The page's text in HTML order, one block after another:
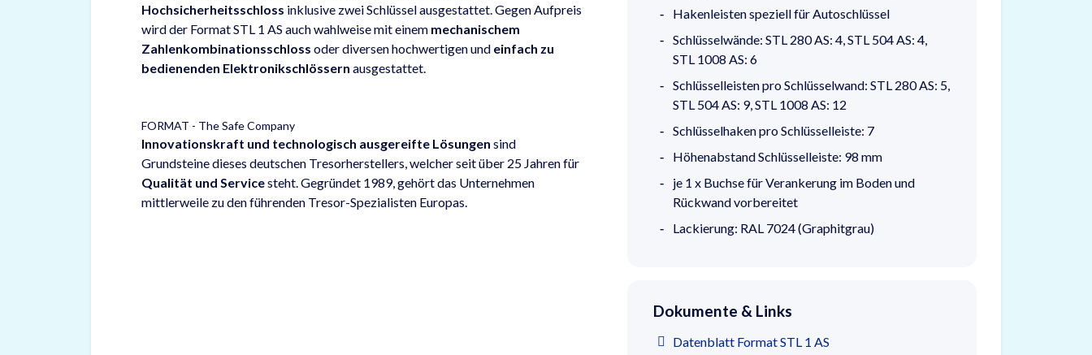
Hochsicherheitsschloss inklusive zwei Schlüssel ausgestattet. Gegen Aufpreis
wird der Format STL 1 AS auch wahlweise mit einem mechanischem
Zahlenkombinationsschloss oder diversen hochwertigen und einfach zu
bedienenden Elektronikschlössern ausgestattet.
FORMAT - The Safe Company
Innovationskraft und technologisch ausgereifte Lösungen sind
Grundsteine dieses deutschen Tresorherstellers, welcher seit über 25 Jahren für
Qualität und Servicesteht. Gegründet 1989, gehört das Unternehmen
mittlerweile zu den führenden Tresor-Spezialisten Europas.
Hakenleisten speziell für Autoschlüssel
Schlüsselwände: STL 280 AS: 4, STL 504 AS: 4,
STL 1008 AS: 6
Schlüsselleisten pro Schlüsselwand: STL 280 AS: 5,
STL 504 AS: 9, STL 1008 AS: 12
Schlüsselhaken pro Schlüsselleiste: 7
Höhenabstand Schlüsselleiste: 98 mm
je 1 x Buchse für Verankerung im Boden und
Rückwand vorbereitet
Lackierung: RAL 7024 (Graphitgrau)
Dokumente & Links
Datenblatt Format STL 1 AS